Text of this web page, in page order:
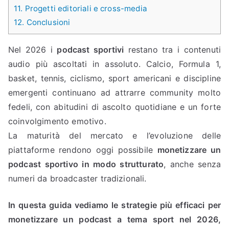
11. Progetti editoriali e cross-media
12. Conclusioni
Nel 2026 i podcast sportivi restano tra i contenuti
audio più ascoltati in assoluto. Calcio, Formula 1,
basket, tennis, ciclismo, sport americani e discipline
emergenti continuano ad attrarre community molto
fedeli, con abitudini di ascolto quotidiane e un forte
coinvolgimento emotivo.
La maturità del mercato e l’evoluzione delle
piattaforme rendono oggi possibile monetizzare un
podcast sportivo in modo strutturato, anche senza
numeri da broadcaster tradizionali.
In questa guida vediamo le strategie più efficaci per
monetizzare un podcast a tema sport nel 2026,